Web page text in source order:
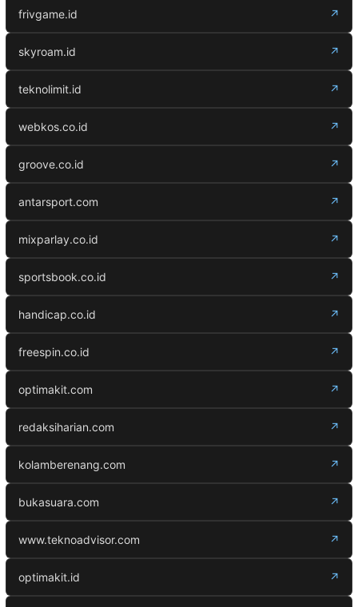
frivgame.id ↗
skyroam.id ↗
teknolimit.id ↗
webkos.co.id ↗
groove.co.id ↗
antarsport.com ↗
mixparlay.co.id ↗
sportsbook.co.id ↗
handicap.co.id ↗
freespin.co.id ↗
optimakit.com ↗
redaksiharian.com ↗
kolamberenang.com ↗
bukasuara.com ↗
www.teknoadvisor.com ↗
optimakit.id ↗